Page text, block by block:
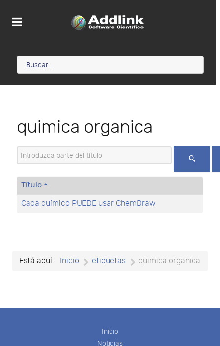
quimica organica
Introduzca parte del título
Título
Cada químico PUEDE usar ChemDraw
Está aquí: Inicio etiquetas quimica organica
Inicio
Noticias